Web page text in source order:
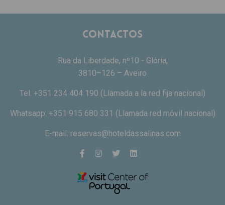
Contactos
Rua da Liberdade, nº10 - Glória,
3810–126 – Aveiro
Tel: +351 234 404 190 (Llamada a la red fija nacional)
Whatsapp: +351 915 680 331 (Llamada red móvil nacional)
E-mail: reservas@hoteldassalinas.com